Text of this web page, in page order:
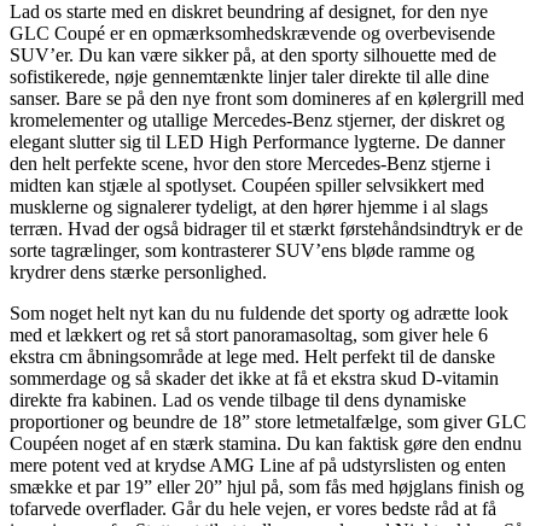
Lad os starte med en diskret beundring af designet, for den nye
GLC Coupé er en opmærksomhedskrævende og overbevisende
SUV’er. Du kan være sikker på, at den sporty silhouette med de
sofistikerede, nøje gennemtænkte linjer taler direkte til alle dine
sanser. Bare se på den nye front som domineres af en kølergrill med
kromelementer og utallige Mercedes-Benz stjerner, der diskret og
elegant slutter sig til LED High Performance lygterne. De danner
den helt perfekte scene, hvor den store Mercedes-Benz stjerne i
midten kan stjæle al spotlyset. Coupéen spiller selvsikkert med
musklerne og signalerer tydeligt, at den hører hjemme i al slags
terræn. Hvad der også bidrager til et stærkt førstehåndsindtryk er de
sorte tagrælinger, som kontrasterer SUV’ens bløde ramme og
krydrer dens stærke personlighed.
Som noget helt nyt kan du nu fuldende det sporty og adrætte look
med et lækkert og ret så stort panoramasoltag, som giver hele 6
ekstra cm åbningsområde at lege med. Helt perfekt til de danske
sommerdage og så skader det ikke at få et ekstra skud D-vitamin
direkte fra kabinen. Lad os vende tilbage til dens dynamiske
proportioner og beundre de 18” store letmetalfælge, som giver GLC
Coupéen noget af en stærk stamina. Du kan faktisk gøre den endnu
mere potent ved at krydse AMG Line af på udstyrslisten og enten
smække et par 19” eller 20” hjul på, som fås med højglans finish og
tofarvede overflader. Går du hele vejen, er vores bedste råd at få